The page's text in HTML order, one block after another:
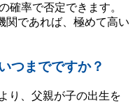
確率で否定できます。
関であれば、極めて高い
つまでですか？
り、父親が子の出生を